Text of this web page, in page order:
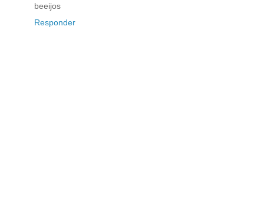
beeijos
Responder